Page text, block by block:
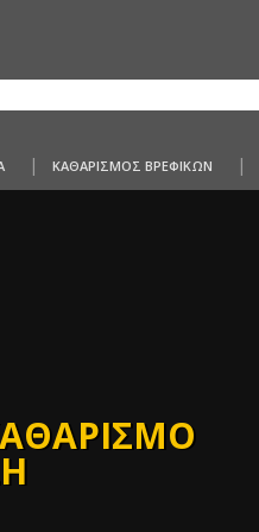
ΚΑΘΑΡΙΣΜΟΣ ΒΡΕΦΙΚΩΝ